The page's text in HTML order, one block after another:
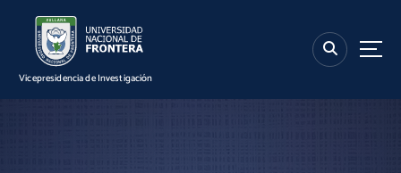
Vicepresidencia de Investigación